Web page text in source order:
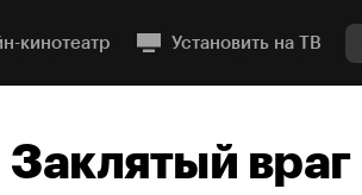
кинотеатр Установить на ТВ
Заклятый враг